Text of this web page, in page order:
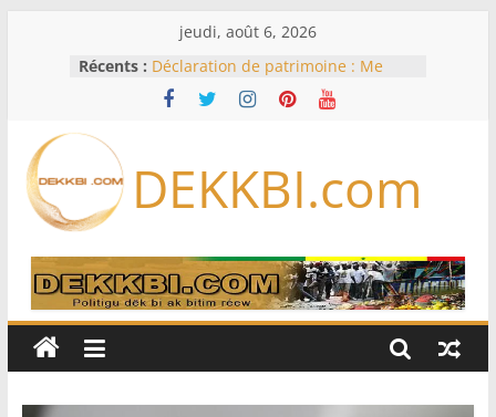
jeudi, août 6, 2026
Récents : Déclaration de patrimoine : Me
Moussa Sarr appelle ses hommes à
se conformer
peines fermes et amende pour
Lamignou Darou et ses co-
Sokhna Mame Amy Mbacké, fille de
Serigne Mountakha, rappelée à
Dieu
Le Sénégal bénéficie de trois
Banque mondiale d’un montant
DEKKBI.com